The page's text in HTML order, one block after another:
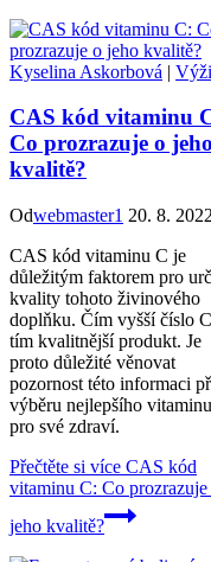
Kyselina Askorbová |
CAS kód vitaminu
Co prozrazuje o jeho
kvalitě?
Odwebmaster1 20. 8. 2022
CAS kód vitaminu C je
důležitým faktorem pro
kvality tohoto živinového
doplňku. Čím vyšší číslo
tím kvalitnější produkt. Je
proto důležité věnovat
pozornost této informaci
výběru nejlepšího
pro své zdraví.
Přečtěte si více CAS kód
vitaminu C: Co prozrazuje
jeho kvalitě?